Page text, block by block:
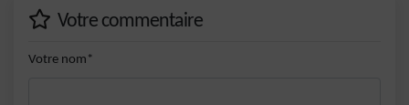
Votre commentaire
Votre nom*